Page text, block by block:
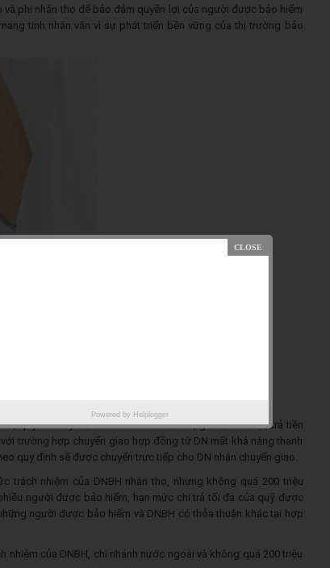
phi nhân thọ để bảo đảm quyền lợi của người được bảo hiểm
tính nhân văn vì sự phát triển bền vững của thị trường bảo
quỹ sẽ thay mặt DN trả tiền bảo hiểm, giá trị hoàn lại; trả tiền
trường hợp chuyển giao hợp đồng từ DN mất khả năng thanh
quy định sẽ được chuyển trực tiếp cho DN nhận chuyển giao.
trách nhiệm của DNBH nhân thọ, nhưng không quá 200 triệu
người được bảo hiểm, hạn mức chi trả tối đa của quỹ được
người được bảo hiểm và DNBH có thỏa thuận khác tại hợp
của DNBH, chi nhánh nước ngoài và không quá 200 triệu
Powered by Helplogger